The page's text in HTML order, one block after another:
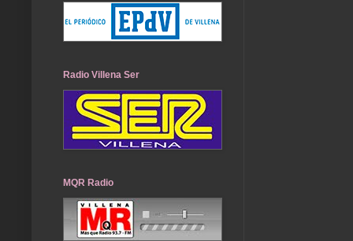
Radio Villena Ser
MQR Radio